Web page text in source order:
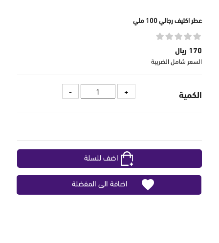
عطر اكتيف رجالي 100 ملي
170 ريال
السعر شامل الضريبة
الكمية
اضف للسلة
اضافة الى المفضلة